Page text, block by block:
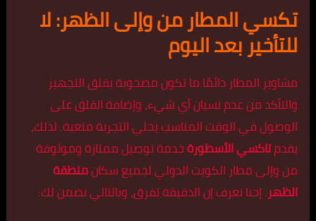
تكسي المطار من وإلى الظهر: لا
للتأخير بعد اليوم
مشاوير المطار دائمًا ما تكون مصحوبة بقلق التجهيز
والتأكد من عدم نسيان أي شيء، وإضافة القلق على
الوصول في الوقت المناسب يخلي التجربة متعبة. لذلك،
يقدمتاكسي الأسطورةخدمة توصيل ممتازة وموثوقة
من وإلى مطار الكويت الدولي لجميع سكانمنطقة
الظهر. إحنا نعرف إن الدقيقة تفرق، وبالتالي نضمن لك: